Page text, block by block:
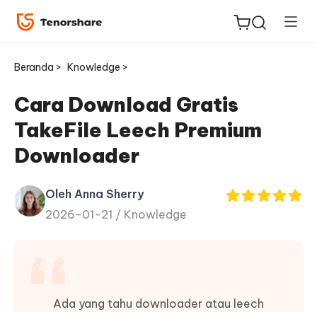
ReiBoot
untuk
iOS
Tenorshare
Beranda > Knowledge >
Cara Download Gratis
TakeFile Leech Premium
Downloader
Oleh Anna Sherry
2026-01-21 / Knowledge
Ada yang tahu downloader atau leech